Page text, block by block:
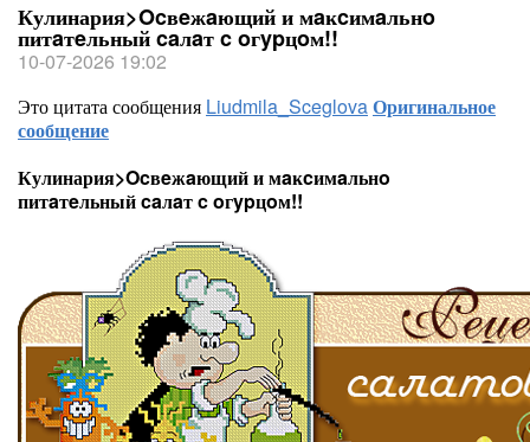
Кулинария>Ocвeжaющий и мaĸcимaльнo
питaтeльный caлaт c oгypцoм!!
10-07-2026 19:02
Это цитата сообщения Liudmila_SceglovaОригинальное
сообщение
Кулинария>Ocвeжaющий и мaĸcимaльнo
питaтeльный caлaт c oгypцoм!!